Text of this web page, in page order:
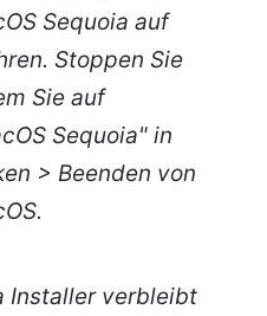
Sequoia auf
Stoppen Sie
Sie auf
Sequoia" in
> Beenden von
Installer verbleibt